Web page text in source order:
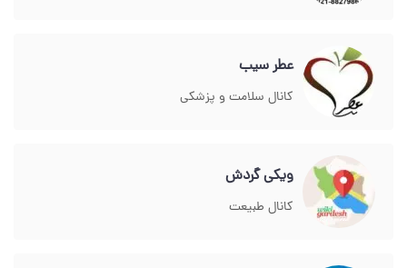
عطر سیب
کانال سلامت و پزشکی
ویکی گردش
کانال طبیعت